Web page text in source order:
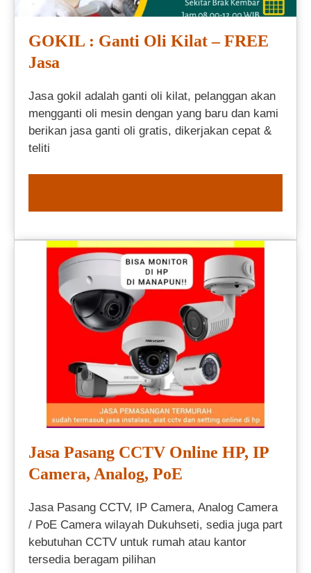
GOKIL : Ganti Oli Kilat – FREE
Jasa
Jasa gokil adalah ganti oli kilat, pelanggan akan
mengganti oli mesin dengan yang baru dan kami
berikan jasa ganti oli gratis, dikerjakan cepat &
teliti
Jasa Pasang CCTV Online HP, IP
Camera, Analog, PoE
Jasa Pasang CCTV, IP Camera, Analog Camera
/ PoE Camera wilayah Dukuhseti, sedia juga part
kebutuhan CCTV untuk rumah atau kantor
tersedia beragam pilihan